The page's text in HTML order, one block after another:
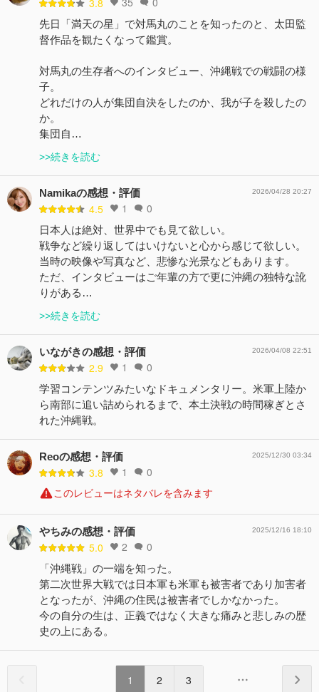
先日「満天の星」で対馬丸のことを知ったのと、太田監
督作品を観たくなって鑑賞。
対馬丸の生存者へのインタビュー、沖縄戦での戦闘の様
子。
どれだけの人が集団自決をしたのか、我が子を殺したの
か。
集団自…
>>続きを読む
Namikaの感想・評価
4.5 1 0
2026/04/28 20:27
日本人は絶対、世界中でも見て欲しい。
戦争など繰り返してはいけないと心から感じて欲しい。
当時の映像や写真など、悲惨な光景などもあります。
ただ、インタビューはご年輩の方で更に沖縄の独特な訛
りがある…
>>続きを読む
いながきの感想・評価
2.9 1 0
2026/04/08 22:51
学習コンテンツみたいなドキュメンタリー。米軍上陸か
ら南部に追い詰められるまで、本土決戦の時間稼ぎとさ
れた沖縄戦。
Reoの感想・評価
3.8 1 0
2025/12/30 03:34
このレビューはネタバレを含みます
やちみの感想・評価
5.0 2 0
2025/12/16 18:10
「沖縄戦」の一端を知った。
第二次世界大戦では日本軍も米軍も被害者であり加害者
となったが、沖縄の住民は被害者でしかなかった。
今の自分の生は、正義ではなく大きな痛みと悲しみの歴
史の上にある。
1 2 3